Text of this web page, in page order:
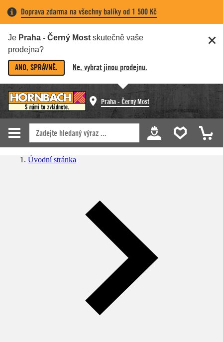
Doprava zdarma na všechny balíky od 1 500 Kč
Je Praha - Černý Most skutečně vaše
prodejna?
ANO, SPRÁVNĚ. Ne, vybrat jinou prodejnu.
Praha - Černý Most
Úvodní stránka